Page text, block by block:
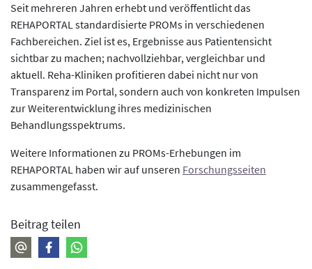
Seit mehreren Jahren erhebt und veröffentlicht das
REHAPORTAL standardisierte PROMs in verschiedenen
Fachbereichen. Ziel ist es, Ergebnisse aus Patientensicht
sichtbar zu machen; nachvollziehbar, vergleichbar und
aktuell. Reha-Kliniken profitieren dabei nicht nur von
Transparenz im Portal, sondern auch von konkreten Impulsen
zur Weiterentwicklung ihres medizinischen
Behandlungsspektrums.
Weitere Informationen zu PROMs-Erhebungen im
REHAPORTAL haben wir auf unseren Forschungsseiten
zusammengefasst.
Beitrag teilen